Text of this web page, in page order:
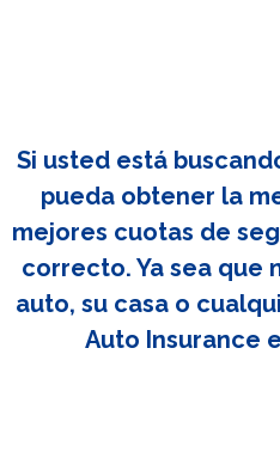
Si usted está
pueda obtener la
mejores cuotas de
correcto. Ya sea que
auto, su casa o
Auto Insurance